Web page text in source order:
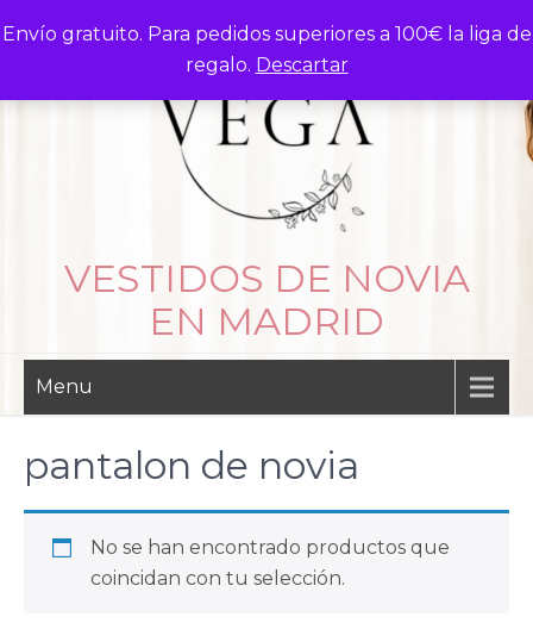
Envío gratuito. Para pedidos superiores a 100€ la liga de
regalo. Descartar
to
VESTIDOS DE NOVIA
EN MADRID
Menu
pantalon de novia
No se han encontrado productos que
coincidan con tu selección.